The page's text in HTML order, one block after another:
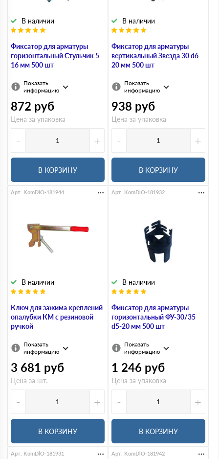
Фиксатор для арматуры
горизонтальный Стульчик 5-
16 мм 500 шт
В наличии
Показать
информацию
872 руб
Цена за упаковка
- +
В КОРЗИНУ
Фиксатор для арматуры
вертикальный Звезда 30 d6-
20 мм 500 шт
В наличии
Показать
информацию
938 руб
Цена за упаковка
- +
В КОРЗИНУ
Ключ для зажима креплений
опалубки КМ с резиновой
ручкой
В наличии
Арт. KomDlO-181944
Показать
информацию
3 681 руб
Цена за шт.
- +
В КОРЗИНУ
Фиксатор для арматуры
горизонтальный ФУ-30/35
d5-20 мм 500 шт
В наличии
Арт. KomDlO-181932
Показать
информацию
1 246 руб
Цена за упаковка
- +
В КОРЗИНУ
Арт. KomDlO-181931 Арт. KomDlO-181942